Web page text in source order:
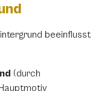
beeinflusst
(durch